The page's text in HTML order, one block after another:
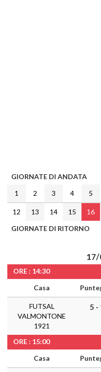
GIORNATE DI ANDATA
1
2 3 4 5
12 13 14 15 16
GIORNATE DI RITORNO
ORE : 14:30
Casa
FUTSAL
VALMONTONE
1921
5 -
ORE : 15:00
Casa